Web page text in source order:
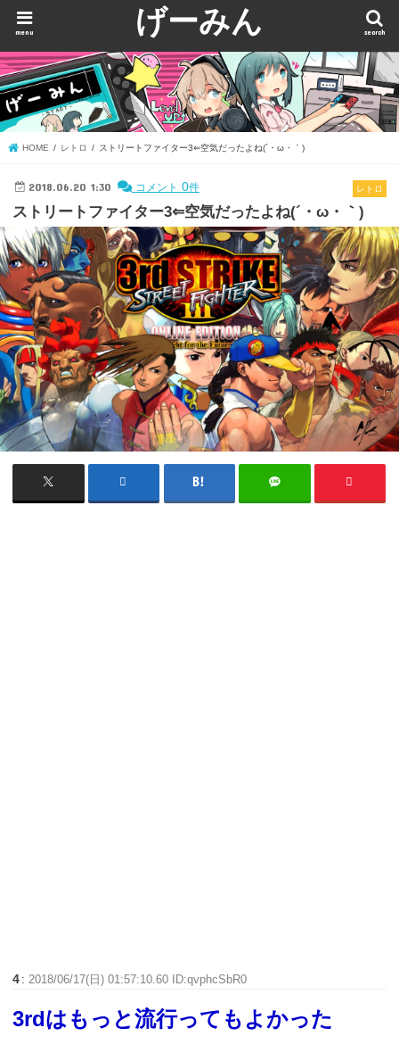
げーみん search
menu
HOME レトロ ストリートファイター3⇐空気だったよね(´・ω・｀)
レトロ
2018.06.20 1:30 コメント 0件
ストリートファイター3⇐空気だったよね(´・ω・｀)
4 : 2018/06/17(日) 01:57:10.60 ID:qvphcSbR0
3rdはもっと流行ってもよかった